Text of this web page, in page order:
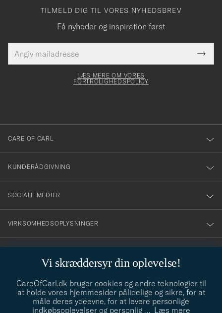
Vi skræddersyr din oplevelse!
CareOfCarl.dk bruger cookies og andre teknologier til
at holde vores hjemmesider pålidelige og sikre, for at
måle deres ydeevne, for at levere personlige
indkøbsoplevelser og personlig … Læs mere
TILMELD DIG TIL VORES NYHEDSBREV
Få nyheder og inspiration først
mailadresse
skal
Tack
för
dig
till
vårt
nyhetsbrev!
LÆS MERE OM VORES
FORTROLIGHEDSPOLICY
CARE OF CARL
KUNDERÅDGIVNING
SOCIALE MEDIER
VIRKSOMHEDSOPLYSNINGER
info@careofcarl.dk
Behøver du hjælp til at finde din stil? Lad os hjælpe dig, vi hjælper
gerne til!
STILRÅD